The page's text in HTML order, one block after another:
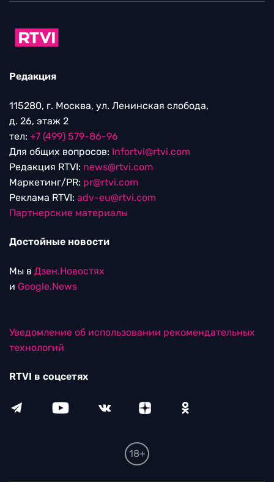
Редакция
115280, г. Москва, ул. Ленинская слобода,
д. 26, этаж 2
тел: +7 (499) 579-86-96
Для общих вопросов: Infortvi@rtvi.com
Редакция RTVI: news@rtvi.com
Маркетинг/PR: pr@rtvi.com
Реклама RTVI: adv-eu@rtvi.com
Партнерские материалы
Достойные новости
Мы в Дзен.Новостях
и Google.News
Уведомление об использовании рекомендательных
технологий
RTVI в соцсетях
18+